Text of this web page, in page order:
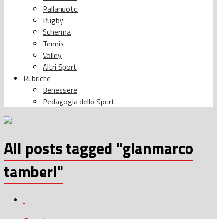
Pallanuoto
Rugby
Scherma
Tennis
Volley
Altri Sport
Rubriche
Benessere
Pedagogia dello Sport
All posts tagged "gianmarco
tamberi"